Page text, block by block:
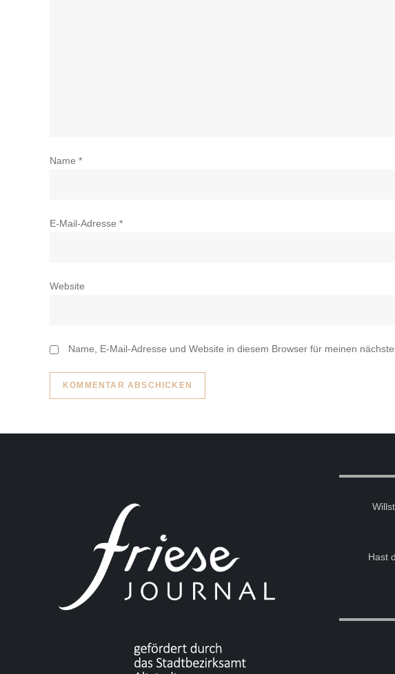
Name *
E-Mail-Adresse *
Website
Name, E-Mail-Adresse und Website in diesem Browser für meinen
Hast